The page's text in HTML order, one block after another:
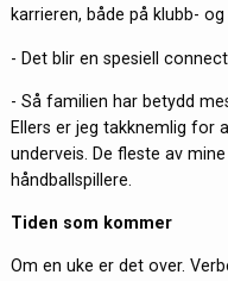
karrieren, både på klubb- og
- Det blir en spesiell
- Så familien har betydd
Ellers er jeg takknemlig for
underveis. De fleste av
håndballspillere.
Tiden som kommer
Om en uke er det over.